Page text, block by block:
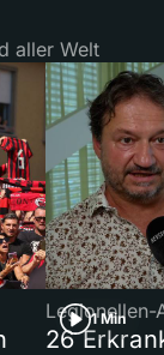
aller Welt
1 Min
Legionellen-
26